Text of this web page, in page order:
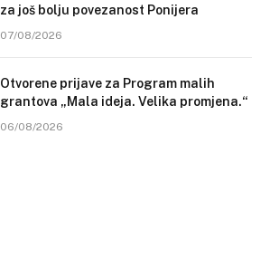
za još bolju povezanost Ponijera
07/08/2026
Otvorene prijave za Program malih
grantova „Mala ideja. Velika promjena.“
06/08/2026